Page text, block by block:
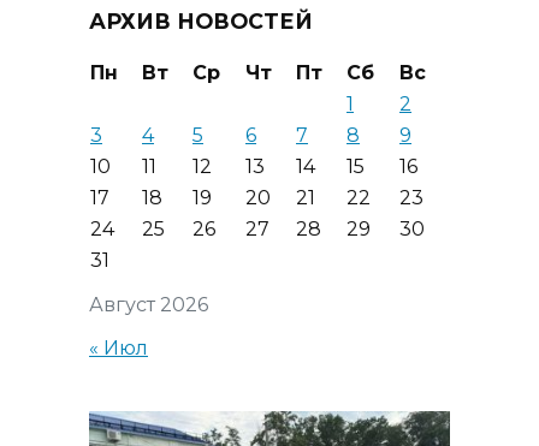
АРХИВ НОВОСТЕЙ
Август 2026
Пн Вт Ср Чт Пт Сб
Вс
1
2
3
4 5 6 7 8
9
10
11 12 13 14 15
16
17
18 19 20 21 22
23
24
25 26 27 28 29
30
31
« Июл